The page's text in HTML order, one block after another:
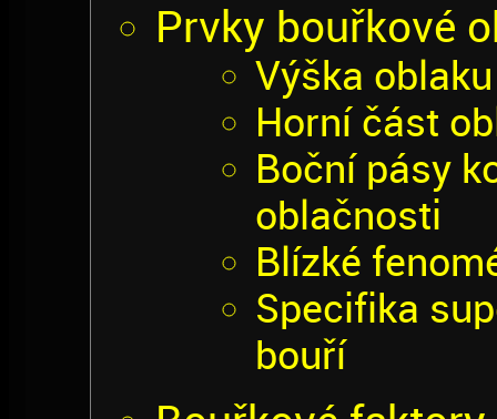
Prvky bouřkové
Výška oblaku
Horní část
Boční pásy
oblačnosti
Blízké
Specifika
bouří